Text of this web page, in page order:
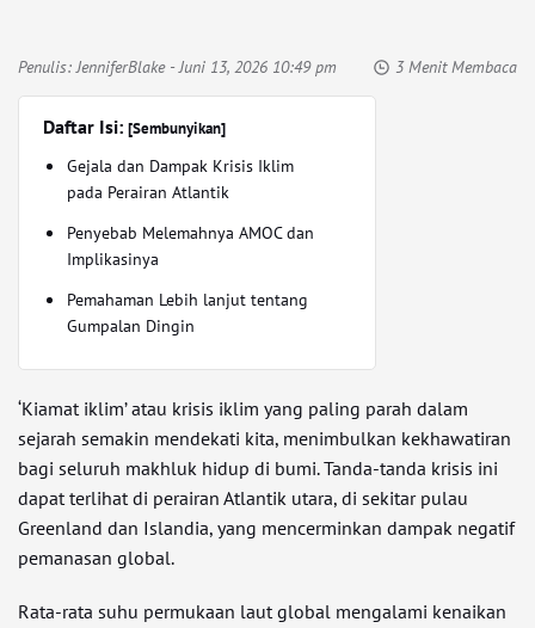
Penulis:JenniferBlake- Juni 13, 2026 10:49 pm 3 Menit Membaca
Daftar Isi: [Sembunyikan]
Gejala dan Dampak Krisis Iklim
pada Perairan Atlantik
Penyebab Melemahnya AMOC dan
Implikasinya
Pemahaman Lebih lanjut tentang
Gumpalan Dingin
‘Kiamat iklim’ atau krisis iklim yang paling parah dalam
sejarah semakin mendekati kita, menimbulkan kekhawatiran
bagi seluruh makhluk hidup di bumi. Tanda-tanda krisis ini
dapat terlihat di perairan Atlantik utara, di sekitar pulau
Greenland dan Islandia, yang mencerminkan dampak negatif
pemanasan global.
Rata-rata suhu permukaan laut global mengalami kenaikan